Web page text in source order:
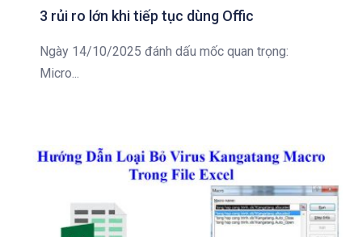
3 rủi ro lớn khi tiếp tục dùng Offic
Ngày 14/10/2025 đánh dấu mốc quan trọng:
Micro...